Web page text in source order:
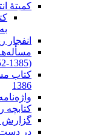
کمیتۀ
انفجار
(1385-1352)
1386
کتابچه
گزارش
در دست